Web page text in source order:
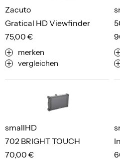
Gratical HD Viewfinder
Zacuto
75,00 €
merken
vergleichen
702 BRIGHT TOUCH
smallHD
70,00 €